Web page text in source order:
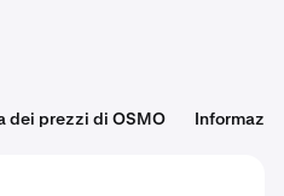
dei prezzi di OSMO